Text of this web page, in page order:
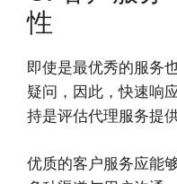
性
即使是最优秀的服务
疑问，因此，快速响
持是评估代理服务提
优质的客户服务应能